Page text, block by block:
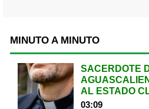
MINUTO A MINUTO
SACERDOTE
AL ESTADO
03:09